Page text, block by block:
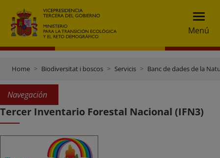
Menú
Home Biodiversitat i boscos Servicis Banc de dades de la
Navegación
Tercer Inventario Forestal Nacional (IFN3)